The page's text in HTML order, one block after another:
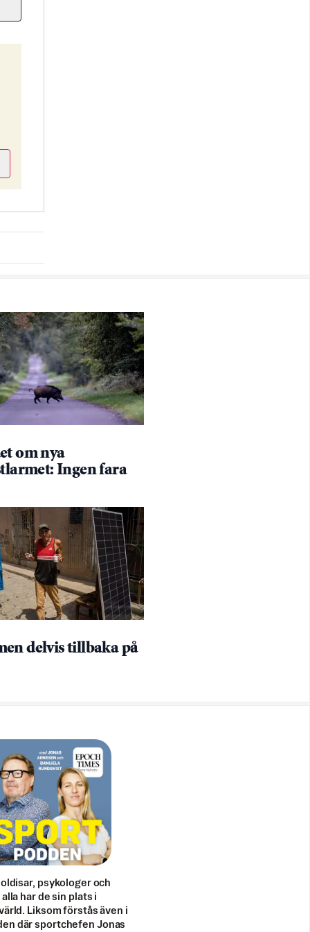
om nya
Ingen fara
delvis tillbaka på
psykologer och
har de sin plats i
Liksom förstås även i
där sportchefen Jonas